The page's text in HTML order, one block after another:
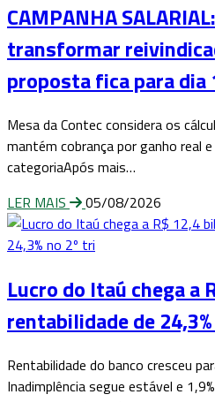
CAMPANHA
transformar
proposta fica para dia
Mesa da Contec considera os
mantém cobrança por ganho real
categoriaApós mais…
LER MAIS
05/08/2026
Lucro do Itaú chega a
rentabilidade de
Rentabilidade do banco cresceu
Inadimplência segue estável e